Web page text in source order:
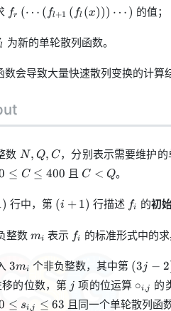
fr (⋯ ( fl+1 ( fl (x))) ⋯ ) 的值；
l 为新的单轮散列函数。
数会导致大量快速散列变换的计
数 N,
Q,
C
N, Q, C，分别表示需要维护
C\le
≤ C ≤ 400 且 C<Q
C < Q。
) 行中，第 (i+1)
(i + 1 ) 行描述 f_i
fi 的初
整数 m_i
mi 表示 f_i
fi 的标准形式中的
3m_i
3mi 个非负整数，其中第 (3j-
2)
(3j − 2
的位数，第 jj 项的位运算 ∘i,j 的
≤ si,j ≤ 63 且同一个单轮散列函